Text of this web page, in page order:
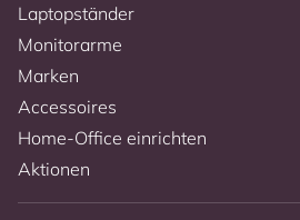
Laptopständer
Monitorarme
Marken
Accessoires
Home-Office einrichten
Aktionen